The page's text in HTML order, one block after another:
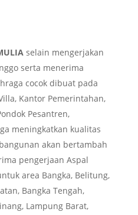
selain mengerjakan
serta menerima
cocok dibuat pada
Kantor Pemerintahan,
Pesantren,
meningkatkan kualitas
akan bertambah
pengerjaan Aspal
area Bangka, Belitung,
Bangka Tengah,
Lampung Barat,